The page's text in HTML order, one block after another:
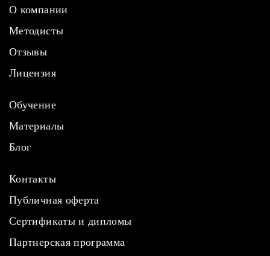
О компании
Методисты
Отзывы
Лицензия
Обучение
Материалы
Блог
Контакты
Публичная оферта
Сертификаты и дипломы
Партнерская программа